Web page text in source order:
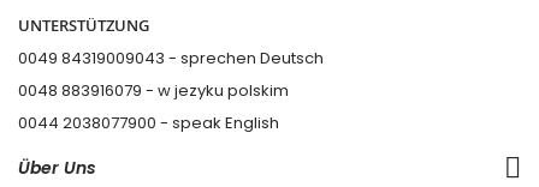
UNTERSTÜTZUNG
0049 84319009043 - sprechen Deutsch
0048 883916079 - w jezyku polskim
0044 2038077900 - speak English
Über Uns